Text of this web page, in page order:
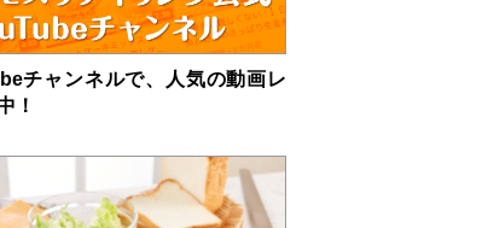
チャンネルで、人気の動画レ
！